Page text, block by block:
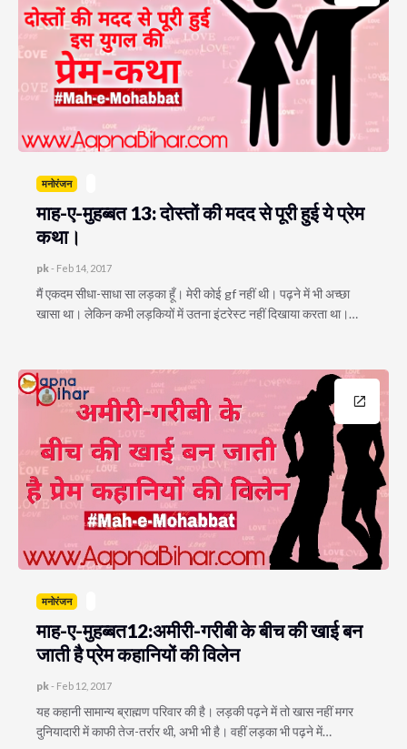
मनोरंजन
माह-ए-मुहब्बत 13: दोस्तों की मदद से पूरी हुई ये प्रेम
कथा।
pk- Feb 14, 2017
मैं एकदम सीधा-साधा सा लड़का हूँ। मेरी कोई gf नहीं थी। पढ़ने में भी अच्छा
खासा था। लेकिन कभी लड़कियों में उतना इंटरेस्ट नहीं दिखाया करता था।…
मनोरंजन
माह-ए-मुहब्बत12:अमीरी-गरीबी के बीच की खाई बन
जाती है प्रेम कहानियों की विलेन
pk- Feb 12, 2017
यह कहानी सामान्य ब्राह्मण परिवार की है। लड़की पढ़ने में तो खास नहीं मगर
दुनियादारी में काफी तेज-तर्रार थी, अभी भी है। वहीं लड़का भी पढ़ने में…